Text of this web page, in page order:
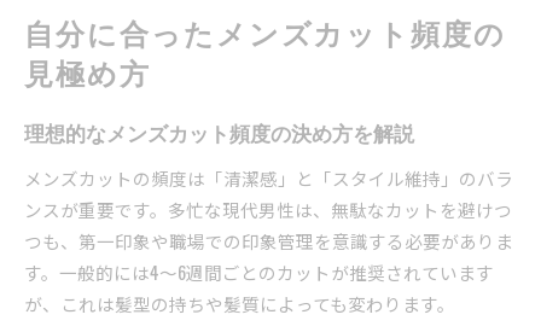
自分に合ったメンズカット頻度の
見極め方
理想的なメンズカット頻度の決め方を解説
メンズカットの頻度は「清潔感」と「スタイル維持」のバラ
ンスが重要です。多忙な現代男性は、無駄なカットを避けつ
つも、第一印象や職場での印象管理を意識する必要がありま
す。一般的には4〜6週間ごとのカットが推奨されています
が、これは髪型の持ちや髪質によっても変わります。